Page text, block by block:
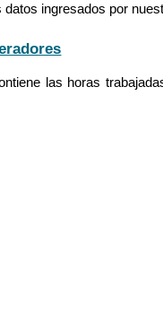
ingresados ​​por
las horas